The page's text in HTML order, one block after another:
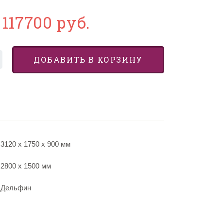
117700 руб.
ДОБАВИТЬ В КОРЗИНУ
3120 х 1750 х 900 мм
2800 х 1500 мм
Дельфин